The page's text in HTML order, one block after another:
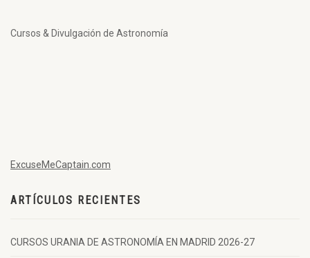
Cursos & Divulgación de Astronomía
ExcuseMeCaptain.com
ARTÍCULOS RECIENTES
CURSOS URANIA DE ASTRONOMÍA EN MADRID 2026-27